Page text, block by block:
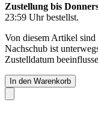
Zustellung bis
23:59 Uhrbestellst.
Von diesem Artikel
Nachschub ist
Zustelldatum
In den Warenkorb